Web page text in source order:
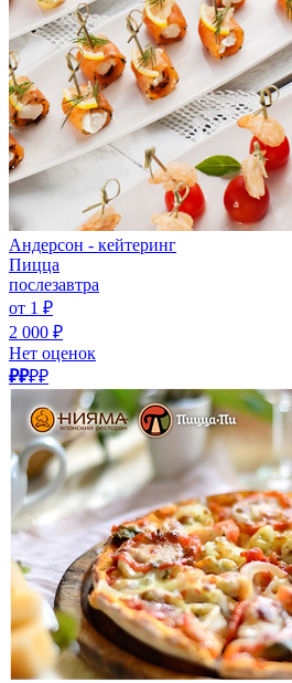
Андерсон - кейтеринг
Пицца
послезавтра
от 1 ₽
2 000 ₽
Нет оценок
₽₽₽₽